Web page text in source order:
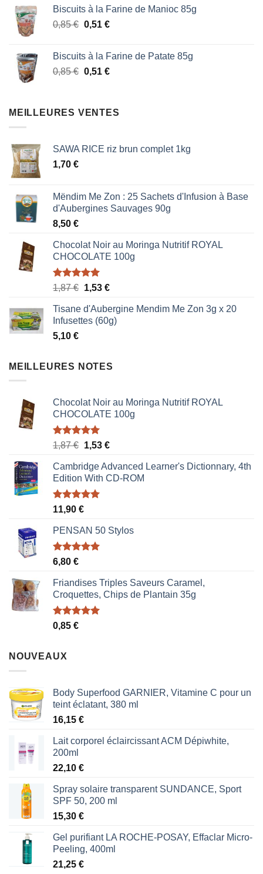
initial
était :
actuel
est :
Biscuits à la Farine de Manioc 85g
0,85€ Le
était :
0,85 €.
0,51 €Le
est :
0,51 €.
Biscuits à la Farine de Patate 85g
0,85€ Le
était :
0,51 €Le
est :
MEILLEURES VENTES
SAWA RICE riz brun complet 1kg
1,70 €
Mëndim Me Zon : 25 Sachets d'Infusion à Base
d'Aubergines Sauvages 90g
8,50 €
Chocolat Noir au Moringa Nutritif ROYAL
CHOCOLATE 100g
Note5.00
1,87€ Le
initial
était :
1,53 €Le
actuel
est :
Tisane d'Aubergine Mendim Me Zon 3g x 20
Infusettes (60g)
5,10 €
MEILLEURES NOTES
Chocolat Noir au Moringa Nutritif ROYAL
CHOCOLATE 100g
Note5.00
1,87€ Le
initial
était :
1,87 €.
1,53 €Le
actuel
est :
Cambridge Advanced Learner's Dictionnary, 4th
Edition With CD-ROM
Note5.00
11,90 €
PENSAN 50 Stylos
Note5.00
6,80 €
Friandises Triples Saveurs Caramel,
Croquettes, Chips de Plantain 35g
Note5.00
0,85 €
NOUVEAUX
Body Superfood GARNIER, Vitamine C pour un
teint éclatant, 380 ml
16,15 €
Lait corporel éclaircissant ACM Dépiwhite,
200ml
22,10 €
Spray solaire transparent SUNDANCE, Sport
SPF 50, 200 ml
15,30 €
Gel purifiant LA ROCHE-POSAY, Effaclar Micro-
Peeling, 400ml
21,25 €